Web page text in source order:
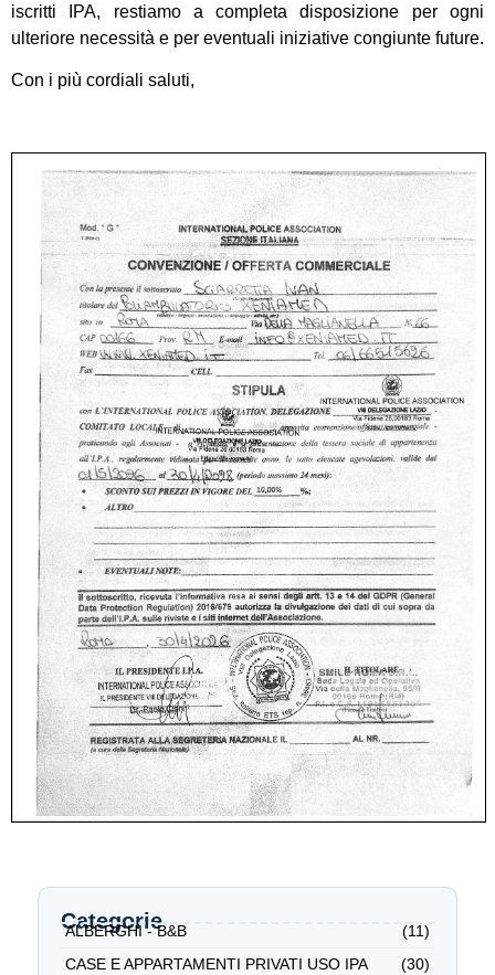
iscritti IPA, restiamo a completa disposizione per ogni
ulteriore necessità e per eventuali iniziative congiunte future.
Con i più cordiali saluti,
Categorie
ALBERGHI - B&B
(11)
CASE E APPARTAMENTI PRIVATI USO IPA
(30)